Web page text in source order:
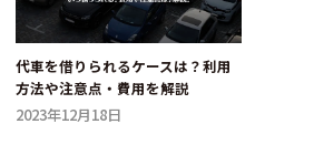
代車を借りられるケースは？利用
方法や注意点・費用を解説
2023年12月18日